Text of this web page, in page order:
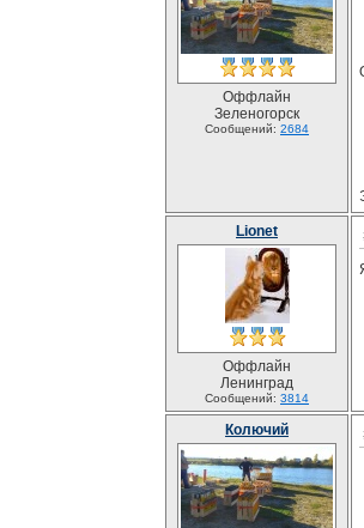
Оффлайн
Зеленогорск
Сообщений: 2684
Lionet
Оффлайн
Ленинград
Сообщений: 3814
Колючий